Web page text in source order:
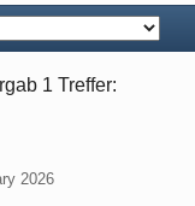
1 Treffer:
2026